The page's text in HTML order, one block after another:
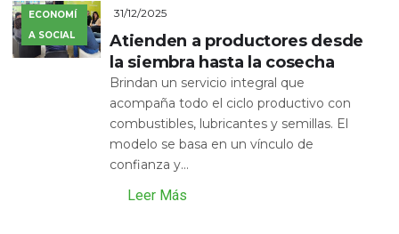
ECONOMÍ
A SOCIAL
31/12/2025
Atienden a productores desde
la siembra hasta la cosecha
Brindan un servicio integral que
acompaña todo el ciclo productivo con
combustibles, lubricantes y semillas. El
modelo se basa en un vínculo de
confianza y...
Leer Más